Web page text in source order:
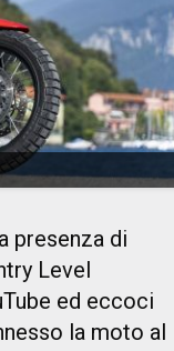
presenza di
Level
ed eccoci
la moto al